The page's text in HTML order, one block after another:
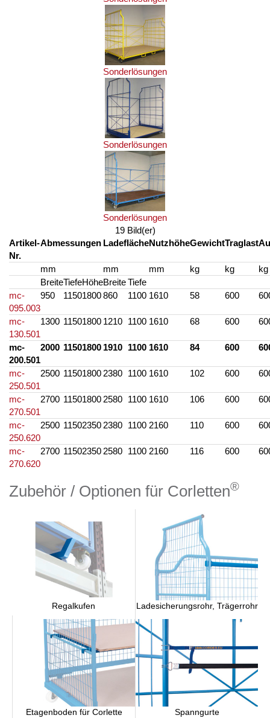
Sonderlösungen
Sonderlösungen
Sonderlösungen
19 Bild(er)
Artikel-
Nr.
Abmessungen LadeflächeNutzhöheGewichtTraglast
mm mm mm kg kg
kg
BreiteTiefeHöheBreiteTiefe
mc-
095.003
950 11501800860 1100 1610 58 600
mc-
130.501
1300 11501800 1210 1100 1610 68 600
mc-
200.501
2000 11501800 1910 1100 1610 84 600
mc-
250.501
2500 11501800 2380 1100 1610 102 600
mc-
270.501
2700 11501800 2580 1100 1610 106 600
mc-
250.620
2500 11502350 2380 1100 2160 110 600
mc-
270.620
2700 11502350 2580 1100 2160 116 600
Zubehör / Optionen für Corletten®
Regalkufen Ladesicherungsrohr, Trägerrohr
Etagenboden für Corlette Spanngurte